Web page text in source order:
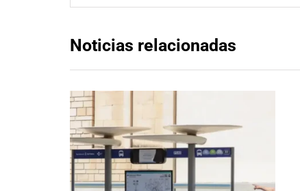
Noticias relacionadas